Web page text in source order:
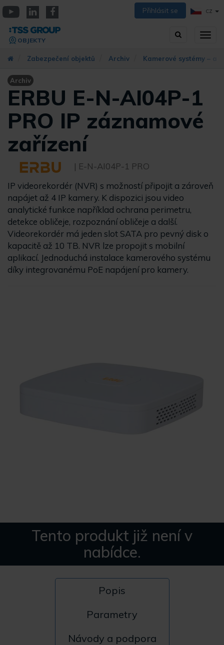
Přejít
k
hlavnímu
obsahu
Přihlásit se CZ
Vyhledávání
OBJEKTY
Zabezpečení objektů Archiv Kamerové systémy –
Archiv
ERBU E-N-AI04P-1
PRO IP záznamové
zařízení
| E-N-AI04P-1 PRO
IP videorekordér (NVR) s možností připojit a zároveň
napájet až 4 IP kamery. K dispozici jsou video
analytické funkce například ochrana perimetru,
detekce obličeje, rozpoznání obličeje a další.
Videorekordér má jeden slot SATA pro pevný disk o
kapacitě až 10 TB. NVR lze propojit s mobilní
aplikací. Jednoduchá instalace kamerového systému
díky integrovanému PoE napájení pro kamery.
Tento produkt již není v
nabídce.
Popis
Parametry
Návody a podpora